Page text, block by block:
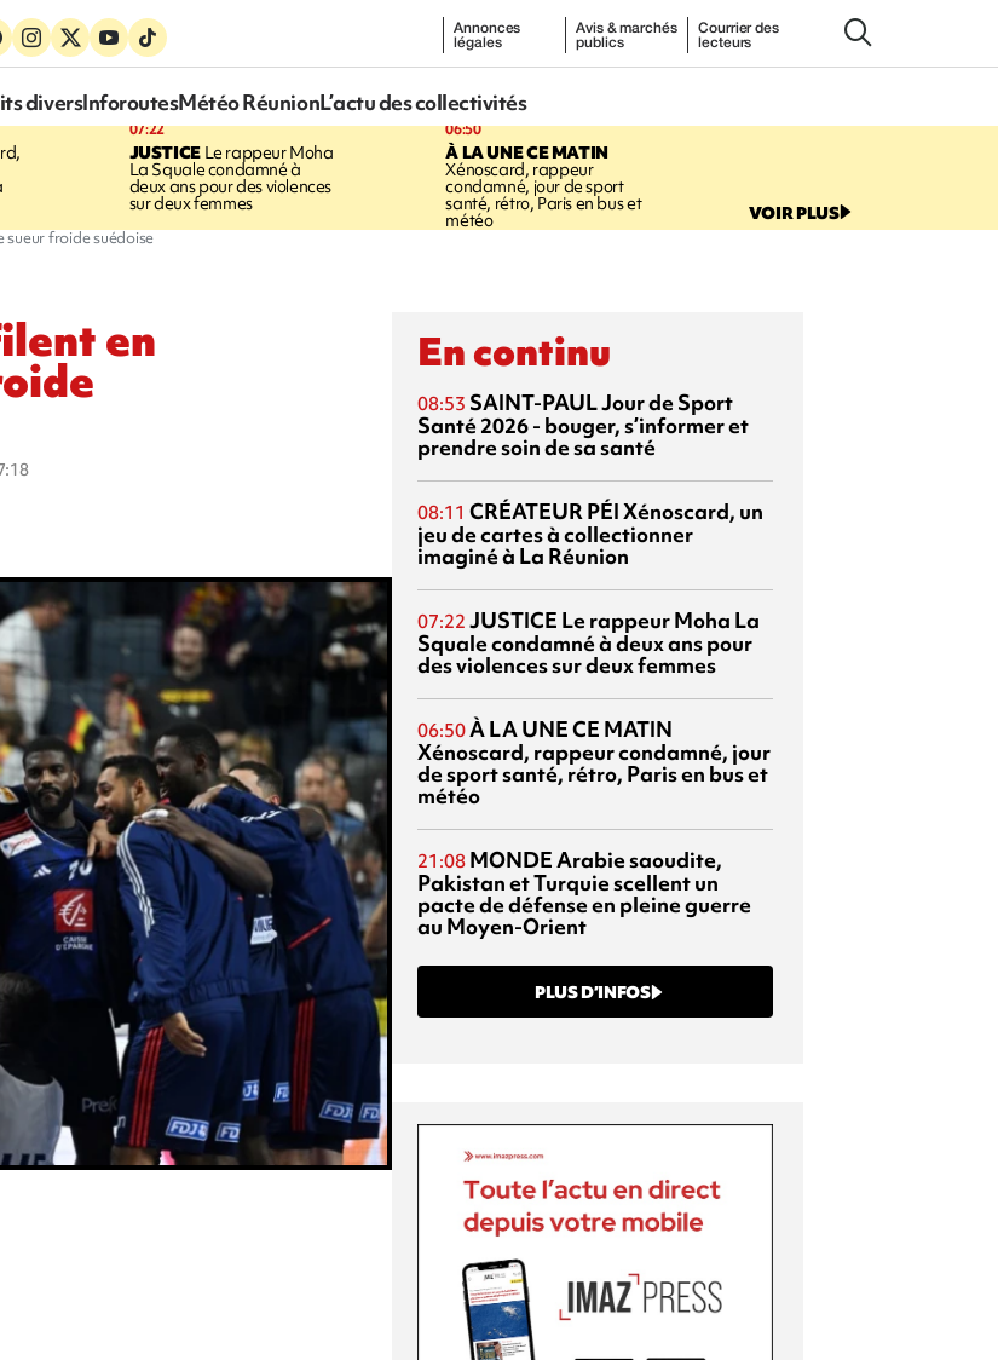
Annonces
légales
Avis & marchés
publics
Courrier des
lecteurs
diversInforoutesMétéo RéunionL’actu des collectivités
07:22
JUSTICELe rappeur Moha
La Squale condamné à
deux ans pour des violences
sur deux femmes
06:50
À LA UNE CE MATIN
Xénoscard, rappeur
condamné, jour de sport
santé, rétro, Paris en bus et
météo VOIR PLUS
sueur froide suédoise
en En continu
08:53 SAINT-PAULJour de Sport
Santé 2026 - bouger, s’informer et
prendre soin de sa santé
08:11 CRÉATEUR PÉIXénoscard, un
jeu de cartes à collectionner
imaginé à La Réunion
07:22 JUSTICE Le rappeur Moha La
Squale condamné à deux ans pour
des violences sur deux femmes
06:50À LA UNE CE MATIN
Xénoscard, rappeur condamné, jour
de sport santé, rétro, Paris en bus et
météo
21:08 MONDEArabie saoudite,
Pakistan et Turquie scellent un
pacte de défense en pleine guerre
au Moyen-Orient
PLUS D’INFOS